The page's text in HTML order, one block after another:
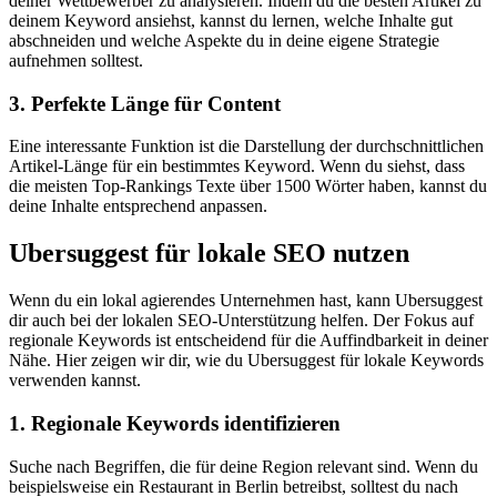
deinem Keyword ansiehst, kannst du lernen, welche Inhalte gut
abschneiden und welche Aspekte du in deine eigene Strategie
aufnehmen solltest.
3. Perfekte Länge für Content
Eine interessante Funktion ist die Darstellung der durchschnittlichen
Artikel-Länge für ein bestimmtes Keyword. Wenn du siehst, dass
die meisten Top-Rankings Texte über 1500 Wörter haben, kannst du
deine Inhalte entsprechend anpassen.
Ubersuggest für lokale SEO nutzen
Wenn du ein lokal agierendes Unternehmen hast, kann Ubersuggest
dir auch bei der lokalen SEO-Unterstützung helfen. Der Fokus auf
regionale Keywords ist entscheidend für die Auffindbarkeit in deiner
Nähe. Hier zeigen wir dir, wie du Ubersuggest für lokale Keywords
verwenden kannst.
1. Regionale Keywords identifizieren
Suche nach Begriffen, die für deine Region relevant sind. Wenn du
beispielsweise ein Restaurant in Berlin betreibst, solltest du nach